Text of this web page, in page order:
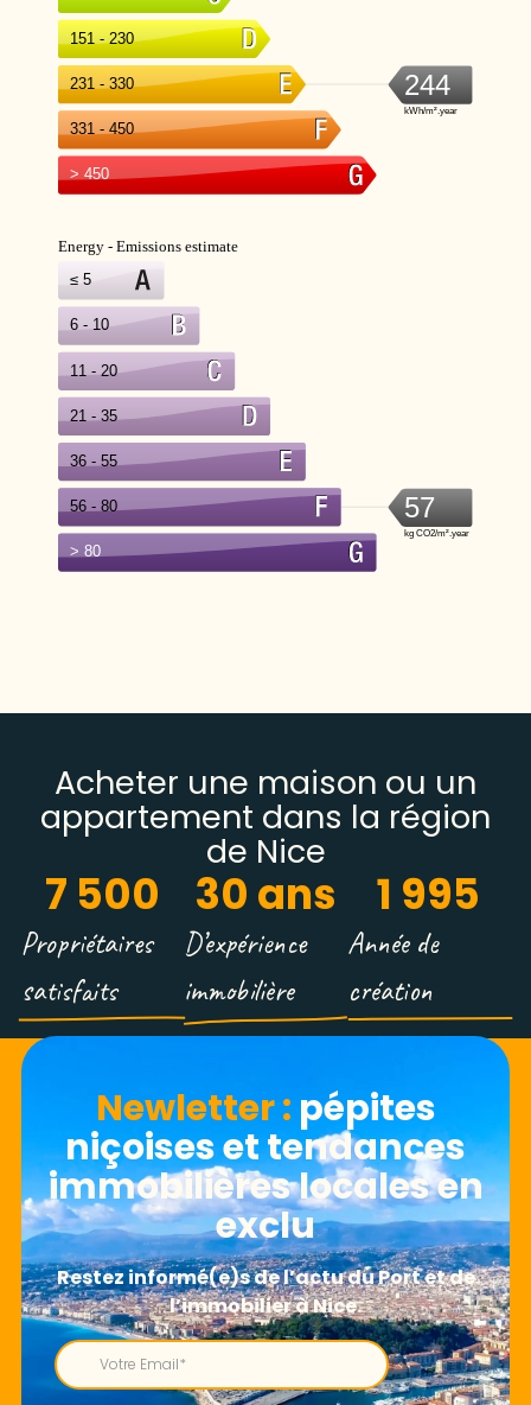
Acheter une maison ou un
appartement dans la région
de Nice
Propriétaires
satisfaits
7 500
D’expérience
immobilière
30 ans
Année de
création
1 995
Newletter​ : pépites
niçoises et tendances
immobilières locales en
exclu